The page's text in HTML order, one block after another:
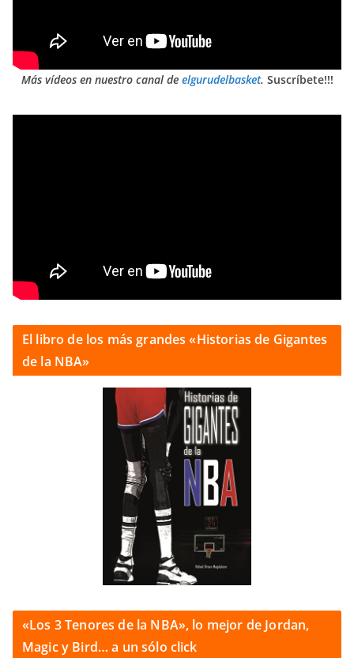
Más vídeos en nuestro canal de elgurudelbasket. Suscríbete!!!
El libro de los más grandes «Historias de Gigantes
de la NBA»
«Los 3 Tenores de la NBA», lo mejor de Jordan,
Magic y Bird… a un sólo click